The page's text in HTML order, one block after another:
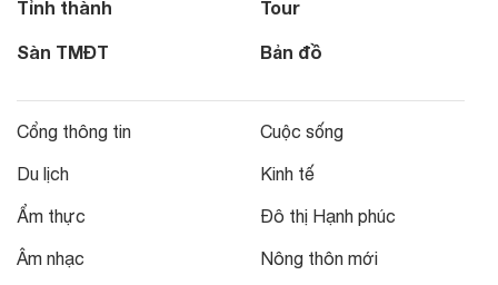
Tỉnh thành
Sàn TMĐT
Tour
Bản đồ
Cổng thông tin
Du lịch
Ẩm thực
Âm nhạc
Cuộc sống
Kinh tế
Đô thị Hạnh phúc
Nông thôn mới